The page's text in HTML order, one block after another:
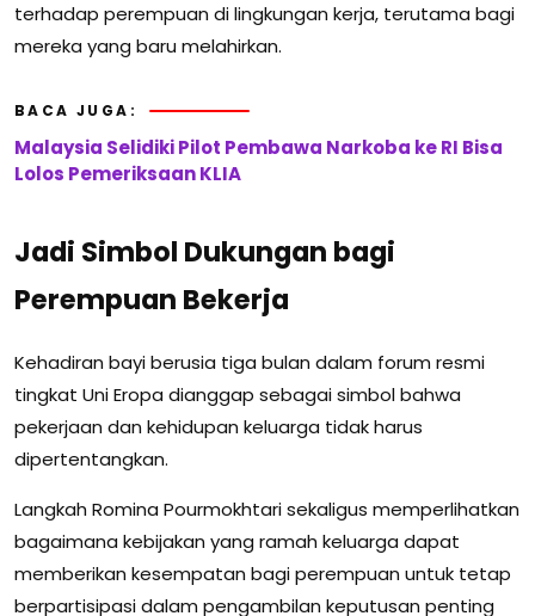
terhadap perempuan di lingkungan kerja, terutama bagi
mereka yang baru melahirkan.
BACA JUGA:
Malaysia Selidiki Pilot Pembawa Narkoba ke RI Bisa
Lolos Pemeriksaan KLIA
Jadi Simbol Dukungan bagi
Perempuan Bekerja
Kehadiran bayi berusia tiga bulan dalam forum resmi
tingkat Uni Eropa dianggap sebagai simbol bahwa
pekerjaan dan kehidupan keluarga tidak harus
dipertentangkan.
Langkah Romina Pourmokhtari sekaligus memperlihatkan
bagaimana kebijakan yang ramah keluarga dapat
memberikan kesempatan bagi perempuan untuk tetap
berpartisipasi dalam pengambilan keputusan penting